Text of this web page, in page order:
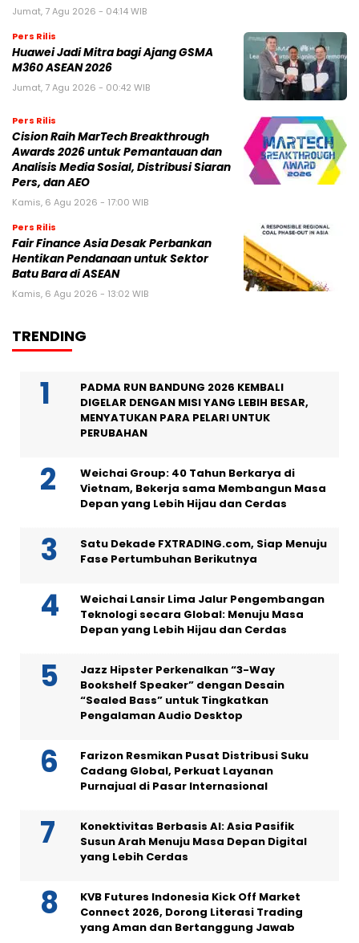
Jumat, 7 Agu 2026 - 04:14 WIB
Pers Rilis
Huawei Jadi Mitra bagi Ajang GSMA
M360 ASEAN 2026
Jumat, 7 Agu 2026 - 00:42 WIB
Pers Rilis
Cision Raih MarTech Breakthrough
Awards 2026 untuk Pemantauan dan
Analisis Media Sosial, Distribusi Siaran
Pers, dan AEO
Kamis, 6 Agu 2026 - 17:00 WIB
Pers Rilis
Fair Finance Asia Desak Perbankan
Hentikan Pendanaan untuk Sektor
Batu Bara di ASEAN
Kamis, 6 Agu 2026 - 13:02 WIB
TRENDING
PADMA RUN BANDUNG 2026 KEMBALI
DIGELAR DENGAN MISI YANG LEBIH BESAR,
MENYATUKAN PARA PELARI UNTUK
PERUBAHAN
Weichai Group: 40 Tahun Berkarya di
Vietnam, Bekerja sama Membangun Masa
Depan yang Lebih Hijau dan Cerdas
Satu Dekade FXTRADING.com, Siap Menuju
Fase Pertumbuhan Berikutnya
Weichai Lansir Lima Jalur Pengembangan
Teknologi secara Global: Menuju Masa
Depan yang Lebih Hijau dan Cerdas
Jazz Hipster Perkenalkan “3-Way
Bookshelf Speaker” dengan Desain
“Sealed Bass” untuk Tingkatkan
Pengalaman Audio Desktop
Farizon Resmikan Pusat Distribusi Suku
Cadang Global, Perkuat Layanan
Purnajual di Pasar Internasional
Konektivitas Berbasis AI: Asia Pasifik
Susun Arah Menuju Masa Depan Digital
yang Lebih Cerdas
KVB Futures Indonesia Kick Off Market
Connect 2026, Dorong Literasi Trading
yang Aman dan Bertanggung Jawab